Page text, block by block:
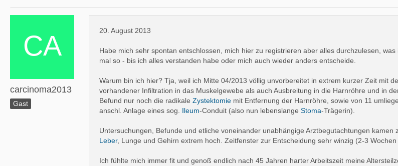
carcinoma2013
Gast
20. August 2013
Habe mich sehr spontan entschlossen, mich hier zu registrieren aber alles durchzulesen,
mal so - bis ich alles verstanden habe oder mich auch wieder anders entscheide.
Warum bin ich hier? Tja, weil ich Mitte 04/2013 völlig unvorbereitet in extrem kurzer Zeit mit
vorhandener Infiltration in das Muskelgewebe als auch Ausbreitung in die Harnröhre und in
Befund nur noch die radikale Zystektomie mit Entfernung der Harnröhre, sowie von 11
anschl. Anlage eines sog. Ileum-Conduit (also nun lebenslange Stoma-Trägerin).
Untersuchungen, Befunde und etliche voneinander unabhängige Arztbegutachtungen
Leber, Lunge und Gehirn extrem hoch. Zeitfenster zur Entscheidung sehr winzig (2-3 Wochen
Ich fühlte mich immer fit und genoß endlich nach 45 Jahren harter Arbeitszeit meine